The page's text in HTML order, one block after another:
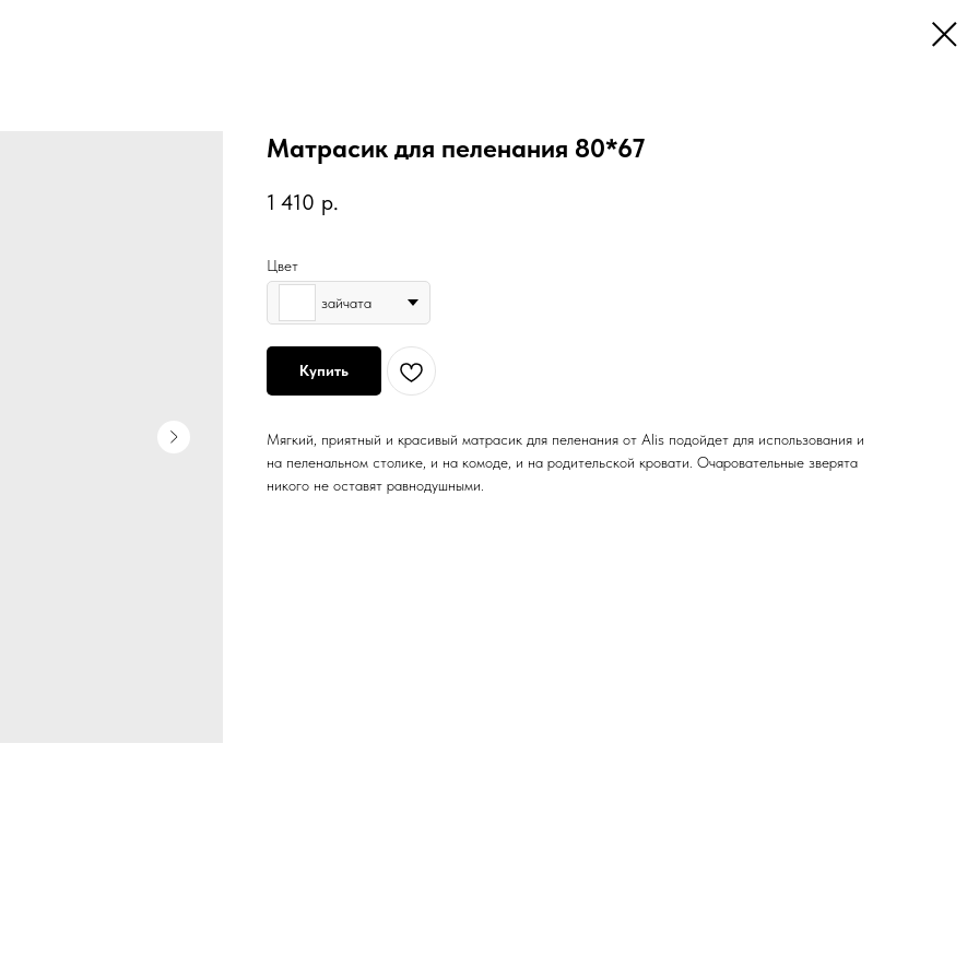
Матрасик для пеленания 80*67
1 410 р.
Цвет
зайчата
Купить
Мягкий, приятный и красивый матрасик для пеленания от Alis подойдет для использования и
на пеленальном столике, и на комоде, и на родительской кровати. Очаровательные зверята
никого не оставят равнодушными.